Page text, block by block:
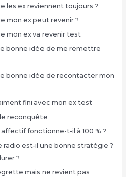
les ex reviennent toujours ?
mon ex peut revenir ?
mon ex va revenir test
bonne idée de me remettre
bonne idée de recontacter mon
fini avec mon ex test
reconquête
fonctionne-t-il à 100 % ?
radio est-il une bonne stratégie ?
?
mais ne revient pas